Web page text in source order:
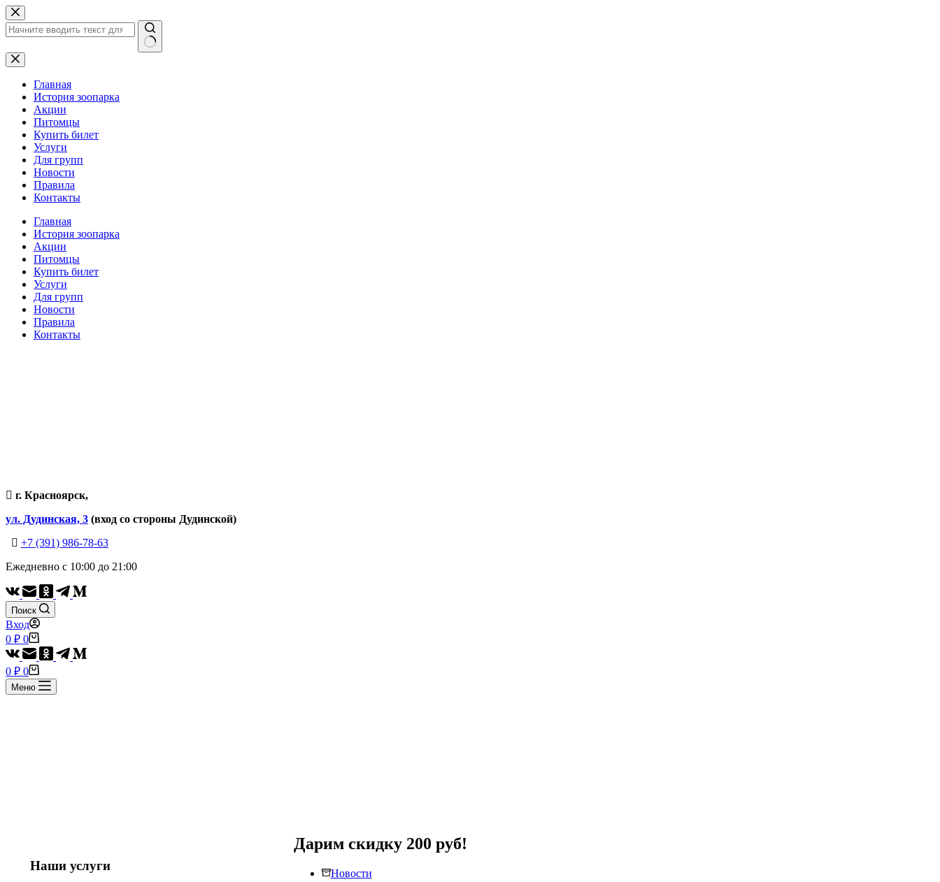
Перейти
к
сути
Ничего
не
найденоГлавная
История зоопарка
Акции
Питомцы
Купить билет
Услуги
Для групп
Новости
Правила
Контакты
Главная
История зоопарка
Акции
Питомцы
Купить билет
Услуги
Для групп
Новости
Правила
Контакты
г. Красноярск,
ул. Дудинская, 3 (вход со стороны Дудинской)
+7 (391) 986-78-63
Ежедневно с 10:00 до 21:00
Поиск
Вход
Корзина
0 ₽ 0
Корзина
0 ₽ 0
Меню
Дарим скидку 200 руб!
Новости
Наши услуги